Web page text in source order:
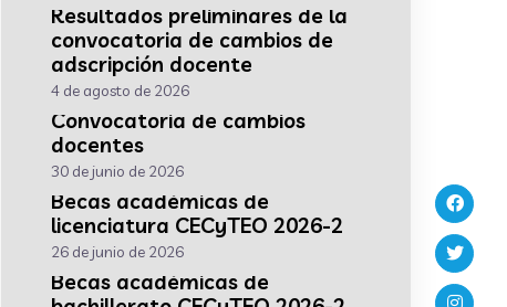
Resultados preliminares de la
convocatoria de cambios de
adscripción docente
4 de agosto de 2026
Convocatoria de cambios
docentes
30 de junio de 2026
Becas académicas de
licenciatura CECyTEO 2026-2
26 de junio de 2026
Becas académicas de